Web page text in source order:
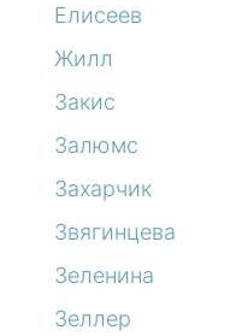
Елисеев
Жилл
Закис
Залюмс
Захарчик
Звягинцева
Зеленина
Зеллер